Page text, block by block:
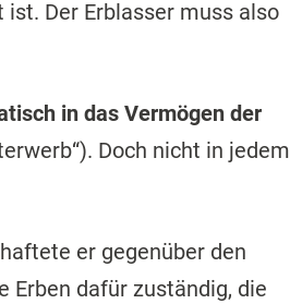
Der Erblasser muss also
in das Vermögen der
Doch nicht in jedem
er gegenüber den
Erben dafür zuständig, die